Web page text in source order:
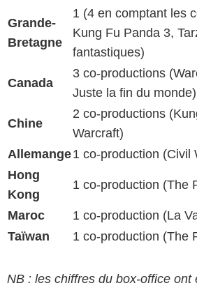
Grande-
Bretagne
1 (4 en comptant les
Kung Fu Panda 3,
fantastiques)
Canada
3 co-productions
Juste la fin du monde)
Chine
2 co-productions
Warcraft)
Allemange1 co-production (Civil
Hong
Kong
1 co-production (The
Maroc
1 co-production (La
Taïwan
1 co-production (The
NB : les chiffres du box-office ont